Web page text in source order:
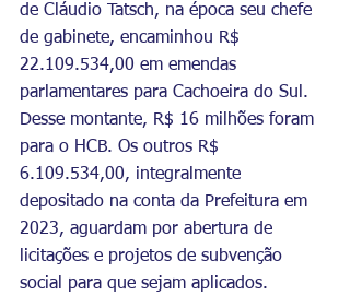
de Cláudio Tatsch, na época seu chefe
de gabinete, encaminhou R$
22.109.534,00 em emendas
parlamentares para Cachoeira do Sul.
Desse montante, R$ 16 milhões foram
para o HCB. Os outros R$
6.109.534,00, integralmente
depositado na conta da Prefeitura em
2023, aguardam por abertura de
licitações e projetos de subvenção
social para que sejam aplicados.